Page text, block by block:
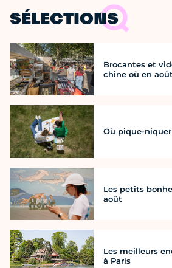
SÉLECTIONS
Brocantes et
chine où en
Où pique-niquer
Les petits
août
Les meilleurs
à Paris